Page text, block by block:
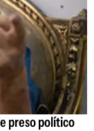
preso político